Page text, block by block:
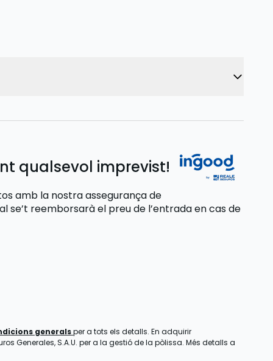
qualsevol imprevist!
amb la nostra assegurança de
se’t reemborsarà el preu de l’entradaen cas de
generalsper a tots els detalls. En adquirir
Generales, S.A.U. per a la gestió de la pòlissa. Més detalls a